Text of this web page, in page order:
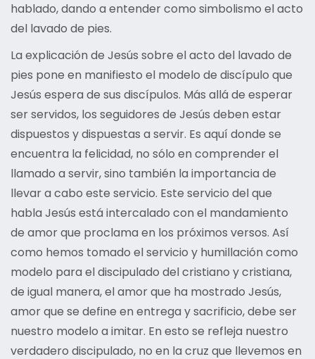
hablado, dando a entender como simbolismo el acto
del lavado de pies.
La explicación de Jesús sobre el acto del lavado de
pies pone en manifiesto el modelo de discípulo que
Jesús espera de sus discípulos. Más allá de esperar
ser servidos, los seguidores de Jesús deben estar
dispuestos y dispuestas a servir. Es aquí donde se
encuentra la felicidad, no sólo en comprender el
llamado a servir, sino también la importancia de
llevar a cabo este servicio. Este servicio del que
habla Jesús está intercalado con el mandamiento
de amor que proclama en los próximos versos. Así
como hemos tomado el servicio y humillación como
modelo para el discipulado del cristiano y cristiana,
de igual manera, el amor que ha mostrado Jesús,
amor que se define en entrega y sacrificio, debe ser
nuestro modelo a imitar. En esto se refleja nuestro
verdadero discipulado, no en la cruz que llevemos en